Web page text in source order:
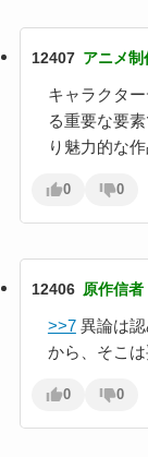
12407 アニメ
キャラクタ
る重要な要
り魅力的な
0 0
12406 原作信者
>>7異論は認
から、そこは
0 0